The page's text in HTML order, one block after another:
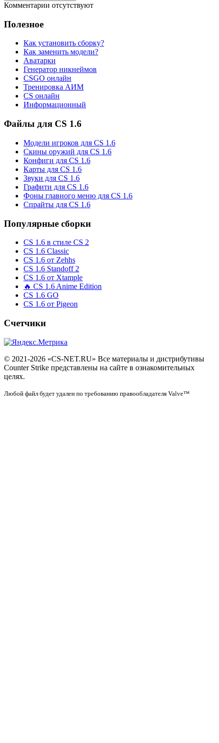
Комментарии отсутствуют
Полезное
Как установить сборку?
Как заменить модели?
Аватарки
Генератор никнеймов
CSGO онлайн
Тренировка АИМ
CS онлайн
Информационный
Файлы для CS 1.6
Модели игроков для CS 1.6
Скины оружий для CS 1.6
Конфиги для CS 1.6
Карты для CS 1.6
Звуки для CS 1.6
Графити для CS 1.6
Фоны главного меню для CS 1.6
Спрайты для CS 1.6
Популярные сборки
CS 1.6 в стиле CS 2
CS 1.6 Classic
CS 1.6 от Zehhs
CS 1.6 Standoff 2
CS 1.6 от Xtample
🔥 CS 1.6 Anime Edition
CS 1.6 GO
CS 1.6 от Pigeon
Счетчики
© 2021-2026 «CS-NET.RU» Все материалы и дистрибутивы
Counter Strike представлены на сайте в ознакомительных
целях.
Любой файл будет удален по требованию правообладателя Valve™